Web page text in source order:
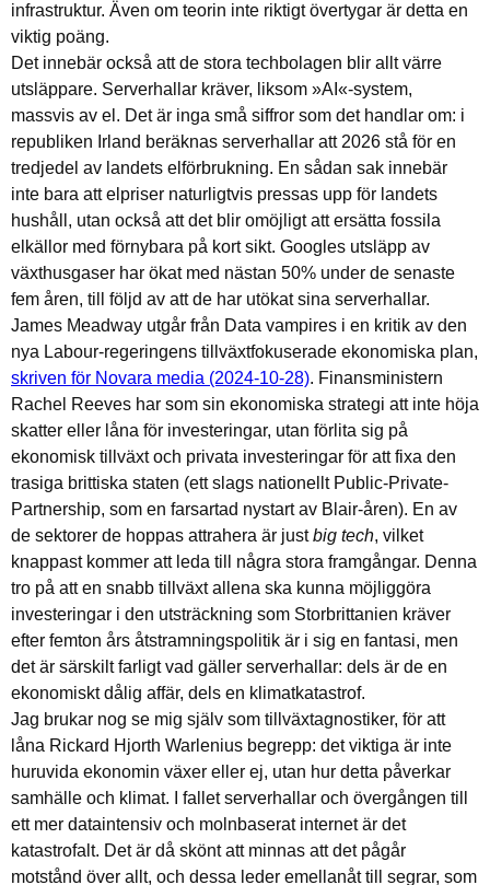
infrastruktur. Även om teorin inte riktigt övertygar är detta en
viktig poäng.
Det innebär också att de stora techbolagen blir allt värre
utsläppare. Serverhallar kräver, liksom »AI«-system,
massvis av el. Det är inga små siffror som det handlar om: i
republiken Irland beräknas serverhallar att 2026 stå för en
tredjedel av landets elförbrukning. En sådan sak innebär
inte bara att elpriser naturligtvis pressas upp för landets
hushåll, utan också att det blir omöjligt att ersätta fossila
elkällor med förnybara på kort sikt. Googles utsläpp av
växthusgaser har ökat med nästan 50% under de senaste
fem åren, till följd av att de har utökat sina serverhallar.
James Meadway utgår från Data vampires i en kritik av den
nya Labour-regeringens tillväxtfokuserade ekonomiska plan,
skriven för Novara media (2024-10-28). Finansministern
Rachel Reeves har som sin ekonomiska strategi att inte höja
skatter eller låna för investeringar, utan förlita sig på
ekonomisk tillväxt och privata investeringar för att fixa den
trasiga brittiska staten (ett slags nationellt Public-Private-
Partnership, som en farsartad nystart av Blair-åren). En av
de sektorer de hoppas attrahera är justbig tech, vilket
knappast kommer att leda till några stora framgångar. Denna
tro på att en snabb tillväxt allena ska kunna möjliggöra
investeringar i den utsträckning som Storbrittanien kräver
efter femton års åtstramningspolitik är i sig en fantasi, men
det är särskilt farligt vad gäller serverhallar: dels är de en
ekonomiskt dålig affär, dels en klimatkatastrof.
Jag brukar nog se mig själv som tillväxtagnostiker, för att
låna Rickard Hjorth Warlenius begrepp: det viktiga är inte
huruvida ekonomin växer eller ej, utan hur detta påverkar
samhälle och klimat. I fallet serverhallar och övergången till
ett mer dataintensiv och molnbaserat internet är det
katastrofalt. Det är då skönt att minnas att det pågår
motstånd över allt, och dessa leder emellanåt till segrar, som